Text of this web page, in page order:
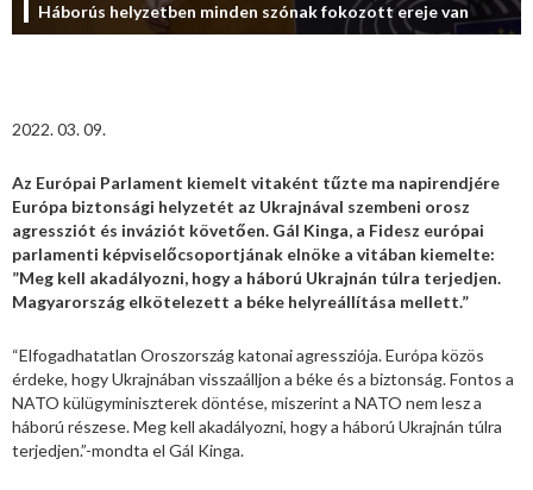
Háborús helyzetben minden szónak fokozott ereje van
2022. 03. 09.
Az Európai Parlament kiemelt vitaként tűzte ma napirendjére
Európa biztonsági helyzetét az Ukrajnával szembeni orosz
agressziót és inváziót követően. Gál Kinga, a Fidesz európai
parlamenti képviselőcsoportjának elnöke a vitában kiemelte:
”Meg kell akadályozni, hogy a háború Ukrajnán túlra terjedjen.
Magyarország elkötelezett a béke helyreállítása mellett.”
“Elfogadhatatlan Oroszország katonai agressziója. Európa közös
érdeke, hogy Ukrajnában visszaálljon a béke és a biztonság. Fontos a
NATO külügyminiszterek döntése, miszerint a NATO nem lesz a
háború részese. Meg kell akadályozni, hogy a háború Ukrajnán túlra
terjedjen.”-mondta el Gál Kinga.